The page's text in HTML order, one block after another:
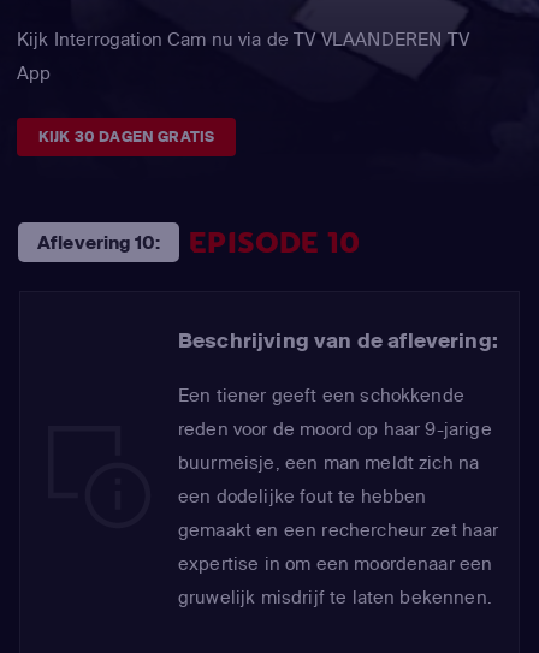
Kijk Interrogation Cam nu via de TV VLAANDEREN TV
App
KIJK 30 DAGEN GRATIS
Aflevering 10: EPISODE 10
Beschrijving van de aflevering:
Een tiener geeft een schokkende
reden voor de moord op haar 9-jarige
buurmeisje, een man meldt zich na
een dodelijke fout te hebben
gemaakt en een rechercheur zet haar
expertise in om een moordenaar een
gruwelijk misdrijf te laten bekennen.